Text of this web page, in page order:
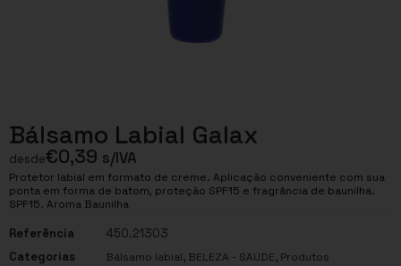
Bálsamo Labial Galax
desde€0,39 s/IVA
Protetor labial em formato de creme. Aplicação conveniente com sua
ponta em forma de batom, proteção SPF15 e fragrância de baunilha.
SPF15. Aroma Baunilha
Referência
450.21303
Categorias
Bálsamo labial, BELEZA - SAÚDE, Produtos